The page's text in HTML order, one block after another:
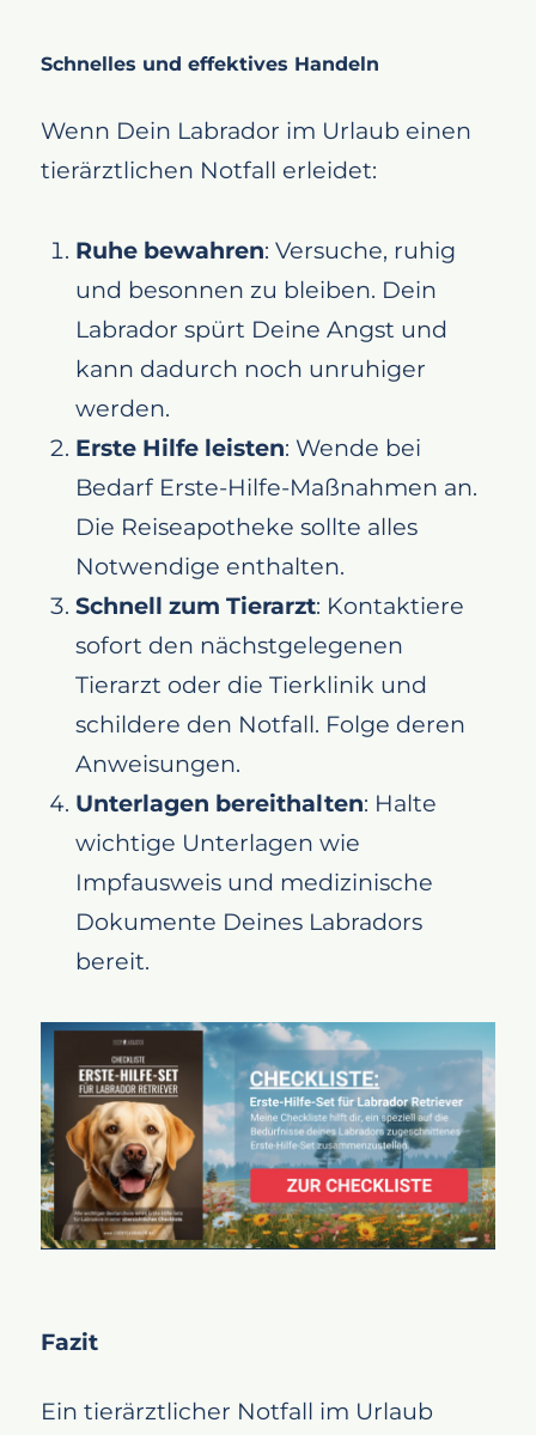
Schnelles und effektives Handeln
Wenn Dein Labrador im Urlaub einen
tierärztlichen Notfall erleidet:
Ruhe bewahren: Versuche, ruhig
und besonnen zu bleiben. Dein
Labrador spürt Deine Angst und
kann dadurch noch unruhiger
werden.
Erste Hilfe leisten: Wende bei
Bedarf Erste-Hilfe-Maßnahmen an.
Die Reiseapotheke sollte alles
Notwendige enthalten.
Schnell zum Tierarzt: Kontaktiere
sofort den nächstgelegenen
Tierarzt oder die Tierklinik und
schildere den Notfall. Folge deren
Anweisungen.
Unterlagen bereithalten: Halte
wichtige Unterlagen wie
Impfausweis und medizinische
Dokumente Deines Labradors
bereit.
Fazit
Ein tierärztlicher Notfall im Urlaub